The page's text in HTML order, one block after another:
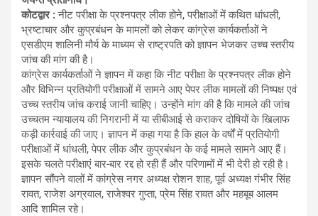
कोटद्वार :नीट परीक्षा के प्रश्नपत्र लीक होने, परीक्षाओं में कथित धांधली,
भ्रष्टाचार और कुप्रबंधन के मामलों को लेकर कांग्रेस कार्यकर्ताओं ने
एसडीएम शालिनी मौर्य के माध्यम से राष्ट्रपति को ज्ञापन भेजकर उच्च स्तरीय
जांच की मांग की है।
कांग्रेस कार्यकर्ताओं ने ज्ञापन में कहा कि नीट परीक्षा के प्रश्नपत्र लीक होने
और विभिन्न प्रतियोगी परीक्षाओं में सामने आए पेपर लीक मामलों की निष्पक्ष एवं
उच्च स्तरीय जांच कराई जानी चाहिए। उन्होंने मांग की है कि मामले की जांच
उच्चतम न्यायालय की निगरानी में या सीबीआई से कराकर दोषियों के खिलाफ
कड़ी कार्रवाई की जाए। ज्ञापन में कहा गया है कि हाल के वर्षों में प्रतियोगी
परीक्षाओं में धांधली, पेपर लीक और कुप्रबंधन के कई मामले सामने आए हैं।
इसके चलते परीक्षाएं बार-बार रद्द हो रही हैं और परिणामों में भी देरी हो रही है।
ज्ञापन सौंपने वालों में कांग्रेस नगर अध्यक्ष रोशन शाह, पूर्व अध्यक्ष गंभीर सिंह
रावत, राजेश अग्रवाल, राजेश्वर गुप्ता, प्रेम सिंह रावत और महबूब आलम
आदि शामिल रहे।